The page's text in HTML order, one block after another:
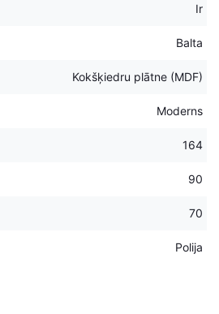
Ir
Balta
Kokšķiedru plātne (MDF)
Moderns
164
90
70
Polija